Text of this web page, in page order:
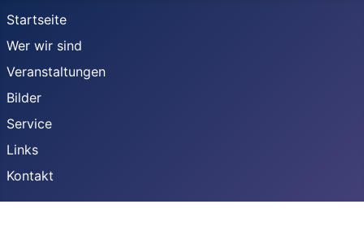
Startseite
Wer wir sind
Veranstaltungen
Bilder
Service
Links
Kontakt